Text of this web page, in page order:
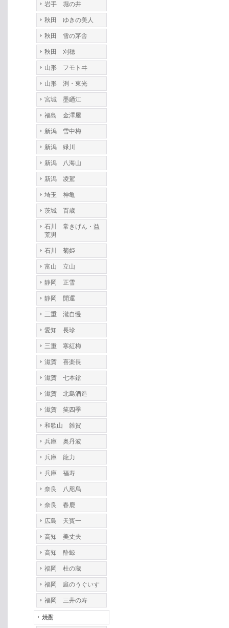
岩手 堀の井
秋田 ゆきの美人
秋田 雪の茅舎
秋田 刈穂
山形 フモトヰ
山形 洌・東光
宮城 墨廼江
福島 金澤屋
新潟 雪中梅
新潟 緑川
新潟 八海山
新潟 凌駕
埼玉 神亀
茨城 百歳
石川 常きげん・益
荒男
石川 菊姫
富山 立山
静岡 正雪
静岡 開運
三重 瀧自慢
愛知 長珍
三重 寒紅梅
滋賀 喜楽長
滋賀 七本鎗
滋賀 北島酒造
滋賀 笑四季
和歌山 雑賀
兵庫 奥丹波
兵庫 龍力
兵庫 福寿
奈良 八咫烏
奈良 春鹿
広島 天寳一
高知 美丈夫
高知 酔鯨
福岡 杜の蔵
福岡 庭のうぐいす
福岡 三井の寿
焼酎